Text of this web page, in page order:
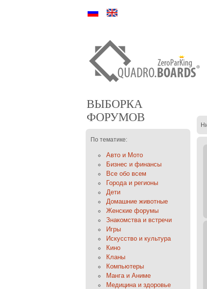
Ру En
ВЫБОРКА
ФОРУМОВ
По тематике:
Авто и Мото
Бизнес и финансы
Все обо всем
Города и регионы
Дети
Домашние животные
Женские форумы
Знакомства и встречи
Игры
Искусство и культура
Кино
Кланы
Компьютеры
Манга и Аниме
Медицина и здоровье